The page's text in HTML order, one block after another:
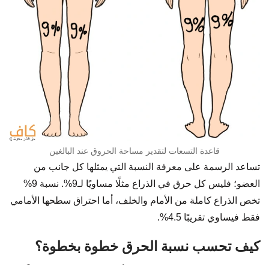
قاعدة التسعات لتقدير مساحة الحروق عند البالغين
تساعد الرسمة على معرفة النسبة التي يمثلها كل جانب من
العضو؛ فليس كل حرق في الذراع مثلًا مساويًا لـ9%. نسبة 9%
تخص الذراع كاملة من الأمام والخلف، أما احتراق سطحها الأمامي
فقط فيساوي تقريبًا 4.5%.
كيف تحسب نسبة الحرق خطوة بخطوة؟